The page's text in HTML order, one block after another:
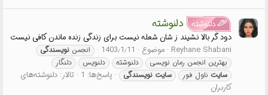
دلنوشته دلنوشته
دود گر بالا نشیند ز شان شعله نیست برای زندگی زنده ماندن کافی نیست
Reyhane Shabani موضوع 1403٫1٫11 انجمن نویسندگی
بهترین انجمن رمان نویسی
دلنوشته دلنویس
دلنگار
سایت ناول فور سایت نویسندگی پاسخ‌ها: 1 تالار: دلنوشته‌های
کاربران